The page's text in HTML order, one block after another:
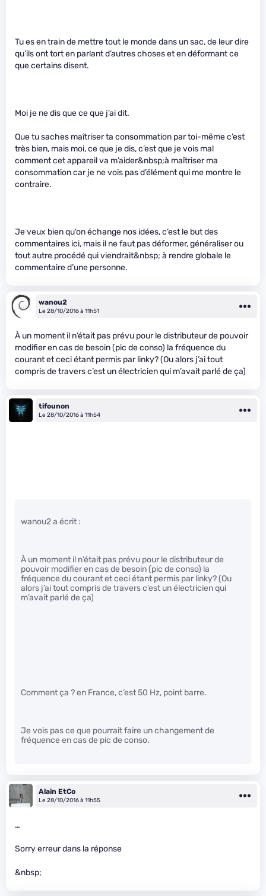
Tu es en train de mettre tout le monde dans un sac, de leur dire
qu’ils ont tort en parlant d’autres choses et en déformant ce
que certains disent.
Moi je ne dis que ce que j’ai dit.
Que tu saches maîtriser ta consommation par toi-même c’est
très bien, mais moi, ce que je dis, c’est que je vois mal
comment cet appareil va m’aider&nbsp;à maîtriser ma
consommation car je ne vois pas d’élément qui me montre le
contraire.
Je veux bien qu’on échange nos idées, c’est le but des
commentaires ici, mais il ne faut pas déformer, généraliser ou
tout autre procédé qui viendrait&nbsp; à rendre globale le
commentaire d’une personne.
wanou2
Le 28/10/2016 à 11h51
À un moment il n’était pas prévu pour le distributeur de pouvoir
modifier en cas de besoin (pic de conso) la fréquence du
courant et ceci étant permis par linky? (Ou alors j’ai tout
compris de travers c’est un électricien qui m’avait parlé de ça)
tifounon
Le 28/10/2016 à 11h54
wanou2 a écrit :
À un moment il n’était pas prévu pour le distributeur de
pouvoir modifier en cas de besoin (pic de conso) la
fréquence du courant et ceci étant permis par linky? (Ou
alors j’ai tout compris de travers c’est un électricien qui
m’avait parlé de ça)
Comment ça ? en France, c’est 50 Hz, point barre.
Je vois pas ce que pourrait faire un changement de
fréquence en cas de pic de conso.
Alain EtCo
Le 28/10/2016 à 11h55
…
Sorry erreur dans la réponse
&nbsp;